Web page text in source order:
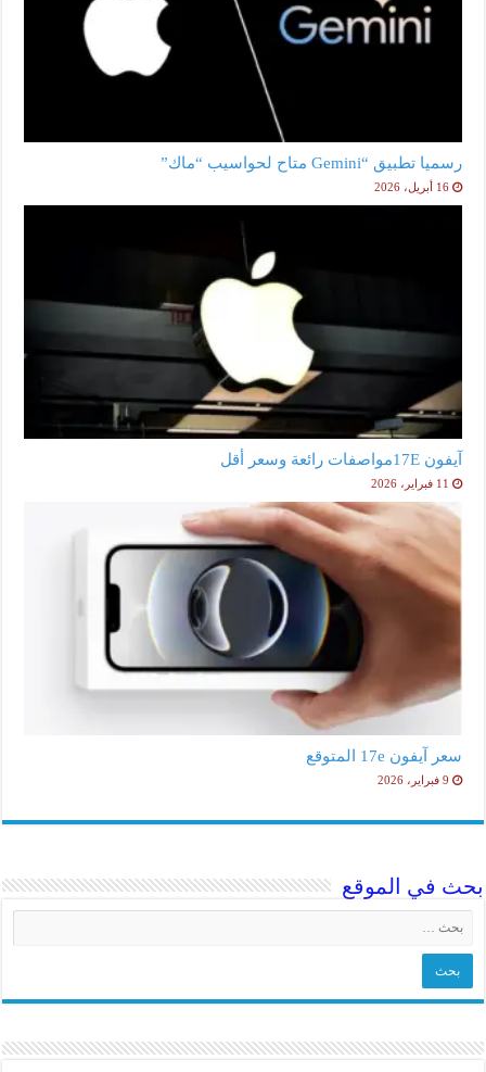
رسميا تطبيق “Gemini متاح لحواسيب “ماك”
16 أبريل، 2026
آيفون 17Eمواصفات رائعة وسعر أقل
11 فبراير، 2026
سعر آيفون 17e المتوقع
9 فبراير، 2026
بحث في الموقع